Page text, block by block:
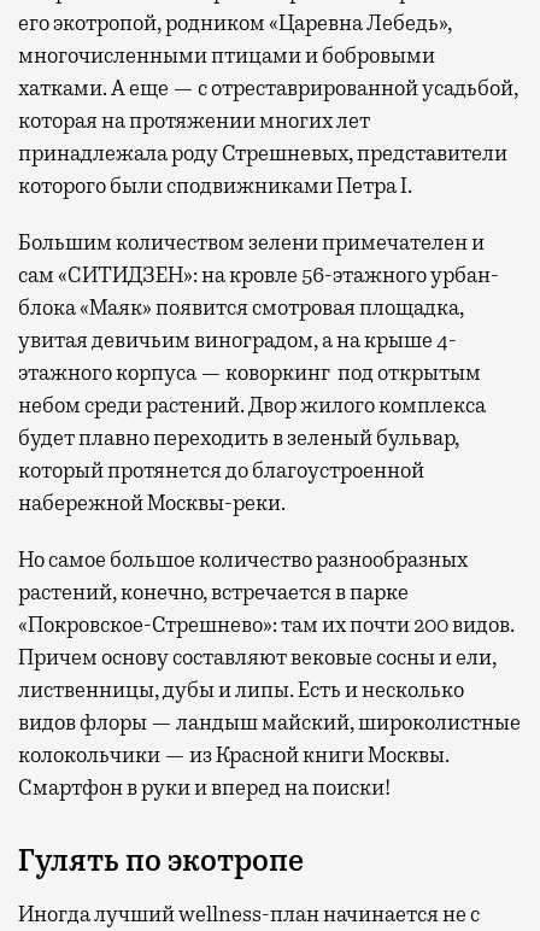
его экотропой, родником «Царевна Лебедь»,
многочисленными птицами и бобровыми
хатками. А еще — с отреставрированной усадьбой,
которая на протяжении многих лет
принадлежала роду Стрешневых, представители
которого были сподвижниками Петра I.
Большим количеством зелени примечателен и
сам «СИТИДЗЕН»: на кровле 56-этажного урбан-
блока «Маяк» появится смотровая площадка,
увитая девичьим виноградом, а на крыше 4-
этажного корпуса — коворкинг под открытым
небом среди растений. Двор жилого комплекса
будет плавно переходить в зеленый бульвар,
который протянется до благоустроенной
набережной Москвы-реки.
Но самое большое количество разнообразных
растений, конечно, встречается в парке
«Покровское-Стрешнево»: там ихпочти 200 видов.
Причем основу составляют вековые сосны и ели,
лиственницы, дубы и липы. Есть и несколько
видов флоры — ландыш майский, широколистные
колокольчики — из Красной книги Москвы.
Смартфон в руки и вперед на поиски!
Гулять по экотропе
Иногда лучший wellness-план начинается не с